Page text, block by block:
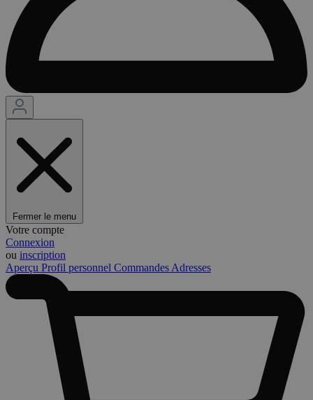
Fermer le menu
Votre compte
Connexion
ou inscription
Aperçu Profil personnel Commandes Adresses